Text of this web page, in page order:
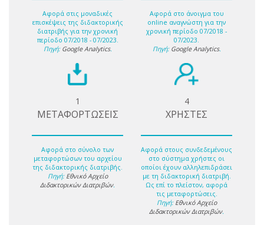
Αφορά στις μοναδικές
επισκέψεις της διδακτορικής
διατριβής για την χρονική
περίοδο 07/2018 - 07/2023.
Πηγή: Google Analytics.
Αφορά στο άνοιγμα του
online αναγνώστη για την
χρονική περίοδο 07/2018 -
07/2023.
Πηγή: Google Analytics.
1
ΜΕΤΑΦΟΡΤΩΣΕΙΣ
Αφορά στο σύνολο των
μεταφορτώσων του αρχείου
της διδακτορικής διατριβής.
Πηγή: Εθνικό Αρχείο
Διδακτορικών Διατριβών.
4
ΧΡΗΣΤΕΣ
Αφορά στους συνδεδεμένους
στο σύστημα χρήστες οι
οποίοι έχουν αλληλεπιδράσει
με τη διδακτορική διατριβή.
Ως επί το πλείστον, αφορά
τις μεταφορτώσεις.
Πηγή: Εθνικό Αρχείο
Διδακτορικών Διατριβών.